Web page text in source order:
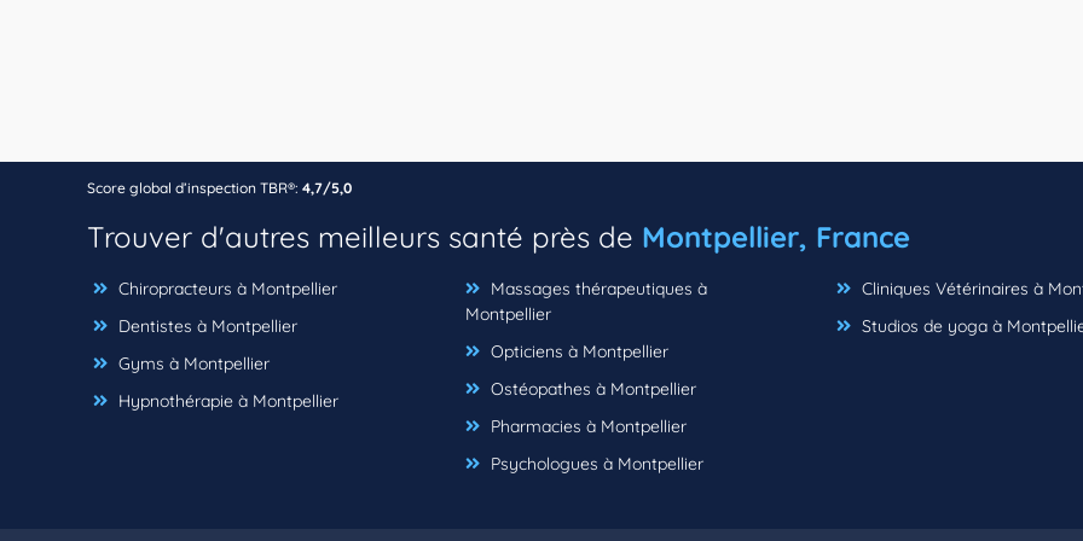
Score global d’inspection TBR®: 4,7/5,0
Trouver d'autres meilleurs santé près de Montpellier, France
Chiropracteurs à Montpellier
Dentistes à Montpellier
Gyms à Montpellier
Hypnothérapie à Montpellier
Massages thérapeutiques à
Montpellier
Opticiens à Montpellier
Ostéopathes à Montpellier
Pharmacies à Montpellier
Psychologues à Montpellier
Cliniques Vétérinaires à
Studios de yoga à